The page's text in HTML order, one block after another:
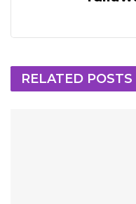
RELATED POSTS